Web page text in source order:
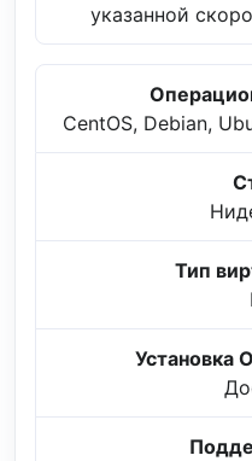
указанной
CentOS, Debian,
Тип
Установка